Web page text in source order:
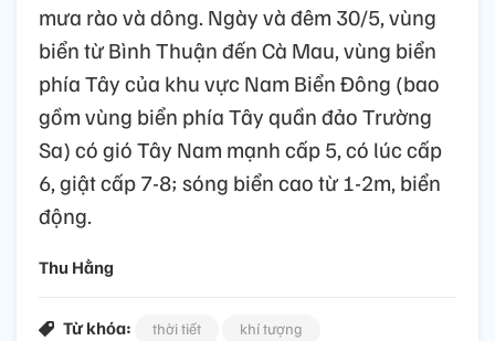
mưa rào và dông. Ngày và đêm 30/5, vùng
biển từ Bình Thuận đến Cà Mau, vùng biển
phía Tây của khu vực Nam Biển Đông (bao
gồm vùng biển phía Tây quần đảo Trường
Sa) có gió Tây Nam mạnh cấp 5, có lúc cấp
6, giật cấp 7-8; sóng biển cao từ 1-2m, biển
động.
Thu Hằng
Từ khóa: thời tiết khí tượng